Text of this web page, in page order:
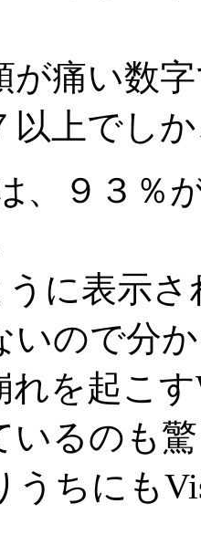
が痛い数
以上でし
、９３％
うに表示
いので分
を起こ
いるのも
うちにも